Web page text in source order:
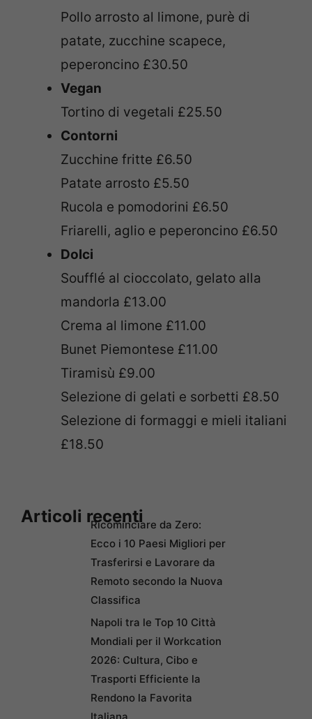
Pollo arrosto al limone, purè di
patate, zucchine scapece,
peperoncino £30.50
Vegan
Tortino di vegetali £25.50
Contorni
Zucchine fritte £6.50
Patate arrosto £5.50
Rucola e pomodorini £6.50
Friarelli, aglio e peperoncino £6.50
Dolci
Soufflé al cioccolato, gelato alla
mandorla £13.00
Crema al limone £11.00
Bunet Piemontese £11.00
Tiramisù £9.00
Selezione di gelati e sorbetti £8.50
Selezione di formaggi e mieli italiani
£18.50
Articoli recentiRicominciare da Zero:
Ecco i 10 Paesi Migliori per
Trasferirsi e Lavorare da
Remoto secondo la Nuova
Classifica
Napoli tra le Top 10 Città
Mondiali per il Workcation
2026: Cultura, Cibo e
Trasporti Efficiente la
Rendono la Favorita